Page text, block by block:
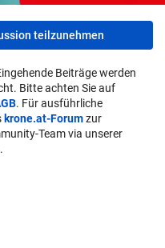
teilzunehmen
Beiträge werden
Bitte achten Sie auf
. Für ausführliche
krone.at-Forumzur
Team via unserer